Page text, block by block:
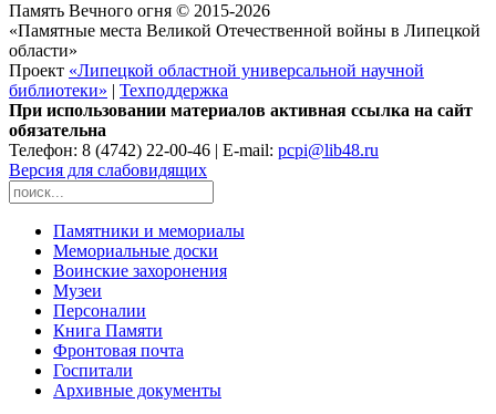
Память Вечного огня © 2015-2026
«Памятные места Великой Отечественной войны в Липецкой
области»
Проект «Липецкой областной универсальной научной
библиотеки»
Техподдержка
При использовании материалов активная ссылка на сайт
обязательна
Телефон: 8 (4742) 22-00-46 | E-mail: pcpi@lib48.ru
Версия для слабовидящих
Памятники и мемориалы
Мемориальные доски
Воинские захоронения
Музеи
Персоналии
Книга Памяти
Фронтовая почта
Госпитали
Архивные документы